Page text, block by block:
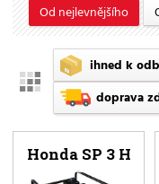
Od nejlevnějšího
ihned k
doprava
Honda SP 3 H